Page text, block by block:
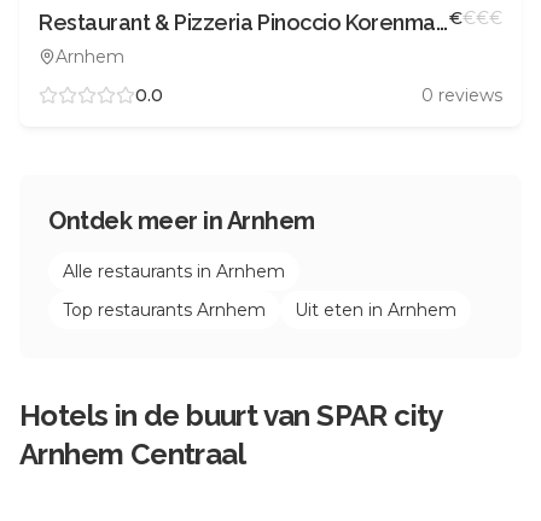
Restaurant & Pizzeria Pinoccio Korenmarkt
Arnhem
€€€€
0.0 0 reviews
Ontdek meer inArnhem
Alle restaurants in Arnhem
Top restaurants Arnhem Uit eten in Arnhem
Hotels in de buurt vanSPAR city
Arnhem Centraal